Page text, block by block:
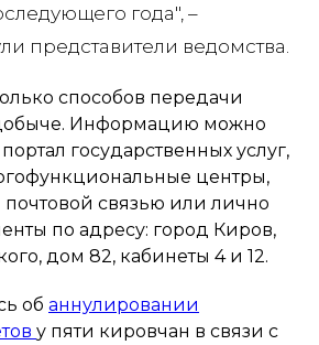
года", –
представители ведомства.
способов передачи
Информацию можно
государственных услуг,
центры,
почтовой связью или лично
по адресу: город Киров,
дом 82, кабинеты 4 и 12.
об аннулировании
у пяти кировчан в связи с